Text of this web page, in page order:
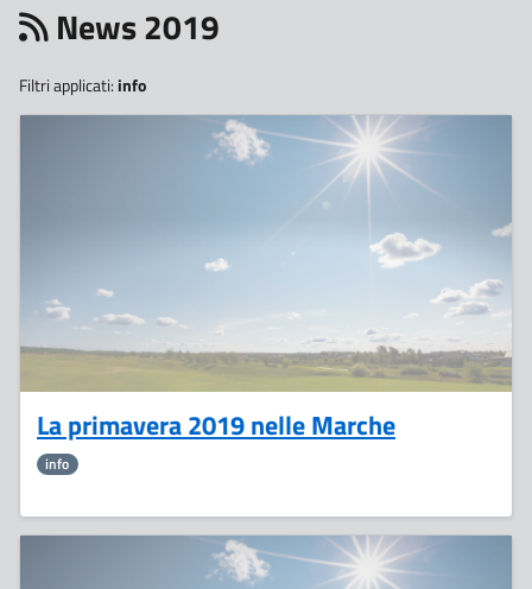
News 2019
Filtri applicati:info
La primavera 2019 nelle Marche
info